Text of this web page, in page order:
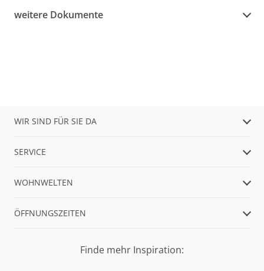
weitere Dokumente
WIR SIND FÜR SIE DA
SERVICE
WOHNWELTEN
ÖFFNUNGSZEITEN
Finde mehr Inspiration: